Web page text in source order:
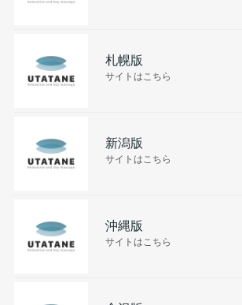
札幌版
サイトはこちら
新潟版
サイトはこちら
沖縄版
サイトはこちら